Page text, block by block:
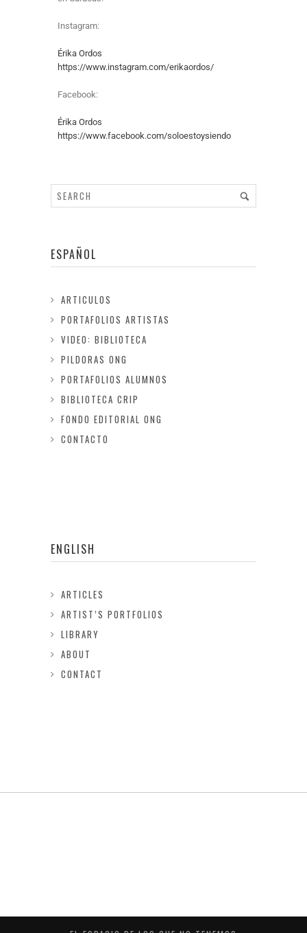
Instagram:
Érika Ordos
https://www.instagram.com/erikaordos/
Facebook:
Érika Ordos
https://www.facebook.com/soloestoysiendo
ESPAÑOL
ARTICULOS
PORTAFOLIOS ARTISTAS
VIDEO: BIBLIOTECA
PILDORAS ONG
PORTAFOLIOS ALUMNOS
BIBLIOTECA CRIP
FONDO EDITORIAL ONG
CONTACTO
ENGLISH
ARTICLES
ARTIST’S PORTFOLIOS
LIBRARY
ABOUT
CONTACT